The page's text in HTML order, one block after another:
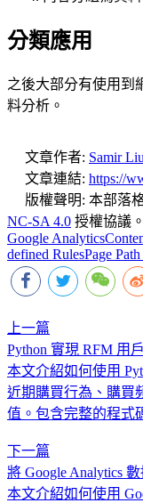
分類應用
之後大部分有使用到
料分析。
文章作者: Samir Liu
文章連結: https://
版權聲明: 本部落
NC-SA 4.0 授權協議
Google Analytics
defined RulesPage
上一篇
Python 實現 RFM 用
本文介紹如何使用
近期購買行為、購買
值。包含完整的程式
下一篇
將 Google Analytics
本文介紹如何使用